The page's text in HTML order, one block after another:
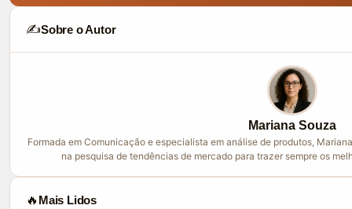
✍️Sobre o Autor
Mariana Souza
Formada em Comunicação e especialista em análise de produtos,
na pesquisa de tendências de mercado para trazer sempre os
🔥 Mais Lidos